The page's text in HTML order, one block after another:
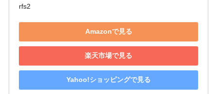
rfs2
Amazonで見る
楽天市場で見る
Yahoo!ショッピングで見る